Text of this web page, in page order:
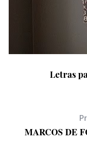
Letras
MARCOS DE